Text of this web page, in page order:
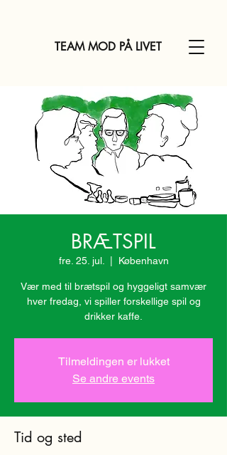
TEAM MOD PÅ LIVET
BRÆTSPIL
fre. 25. jul. København
Vær med til brætspil og hyggeligt samvær
hver fredag, vi spiller forskellige spil og
drikker kaffe.
Tilmeldingen er lukket
Se andre events
Tid og sted